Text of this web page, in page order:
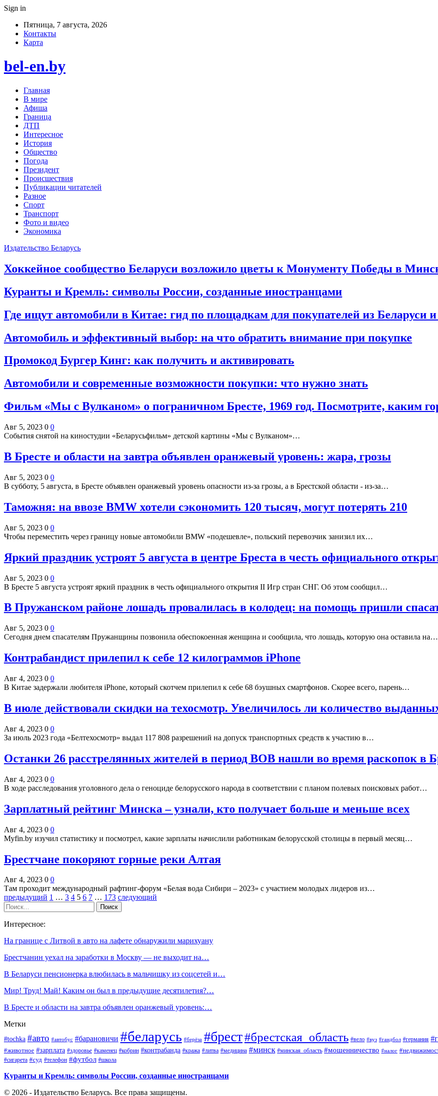
Sign in
Пятница, 7 августа, 2026
Контакты
Карта
bel-en.by
Главная
В мире
Афиша
Граница
ДТП
Интересное
История
Общество
Погода
Президент
Происшествия
Публикации читателей
Разное
Спорт
Транспорт
Фото и видео
Экономика
Издательство Беларусь
Хоккейное сообщество Беларуси возложило цветы к Монументу Победы в
Куранты и Кремль: символы России, созданные иностранцами
Где ищут автомобили в Китае: гид по площадкам для покупателей из Беларуси
Автомобиль и эффективный выбор: на что обратить внимание при покупке
Промокод Бургер Кинг: как получить и активировать
Автомобили и современные возможности покупки: что нужно знать
Фильм «Мы с Вулканом» о пограничном Бресте, 1969 год. Посмотрите, каким
Авг 5, 2023 0 0
События снятой на киностудии «Беларусьфильм» детской картины «Мы с Вулканом»…
В Бресте и области на завтра объявлен оранжевый уровень: жара, грозы
Авг 5, 2023 0 0
В субботу, 5 августа, в Бресте объявлен оранжевый уровень опасности из-за грозы, а в Брестской области - из-за…
Таможня: на ввозе BMW хотели сэкономить 120 тысяч, могут потерять 210
Авг 5, 2023 0 0
Чтобы переместить через границу новые автомобили BMW «подешевле», польский перевозчик занизил их…
Яркий праздник устроят 5 августа в центре Бреста в честь официального
Авг 5, 2023 0 0
В Бресте 5 августа устроят яркий праздник в честь официального открытия II Игр стран СНГ. Об этом сообщил…
В Пружанском районе лошадь провалилась в колодец: на помощь пришли
Авг 5, 2023 0 0
Сегодня днем спасателям Пружанщины позвонила обеспокоенная женщина и сообщила, что лошадь, которую она оставила на…
Контрабандист прилепил к себе 12 килограммов iPhone
Авг 4, 2023 0 0
В Китае задержали любителя iPhone, который скотчем прилепил к себе 68 бэушных смартфонов. Скорее всего, парень…
В июле действовали скидки на техосмотр. Увеличилось ли количество
Авг 4, 2023 0 0
За июль 2023 года «Белтехосмотр» выдал 117 808 разрешений на допуск транспортных средств к участию в…
Останки 26 расстрелянных жителей в период ВОВ нашли во время раскопок в
Авг 4, 2023 0 0
В ходе расследования уголовного дела о геноциде белорусского народа в соответствии с планом полевых поисковых работ…
Зарплатный рейтинг Минска – узнали, кто получает больше и меньше всех
Авг 4, 2023 0 0
Myfin.by изучил статистику и посмотрел, какие зарплаты начислили работникам белорусской столицы в первый месяц…
Брестчане покоряют горные реки Алтая
Авг 4, 2023 0 0
Там проходит международный рафтинг-форум «Белая вода Сибири – 2023» с участием молодых лидеров из…
предыдущий 1 … 3 4 5 6 7 … 173 следующий
Интересное:
На границе с Литвой в авто на лафете обнаружили марихуану
Брестчанин уехал на заработки в Москву — не выходит на…
В Беларуси пенсионерка влюбилась в мальчишку из соцсетей и…
Мир! Труд! Май! Каким он был в предыдущие десятилетия?…
В Бресте и области на завтра объявлен оранжевый уровень:…
Метки
#tochka #авто #автобус #барановичи #беларусь #берёза #брест#брестская_область #вело #вуз #гандбол #германия
#животное #зарплата #здоровье #каменец #кобрин #контрабанда #кража #литва #медицина #минск #минская_область #мошенничество #налог
#сигарета #суд #телефон #футбол #школа
Куранты и Кремль: символы России, созданные иностранцами
© 2026 - Издательство Беларусь. Все права защищены.